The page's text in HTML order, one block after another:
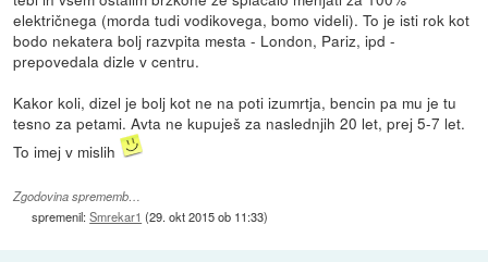
električnega (morda tudi vodikovega, bomo videli). To je isti rok kot
bodo nekatera bolj razvpita mesta - London, Pariz, ipd -
prepovedala dizle v centru.
Kakor koli, dizel je bolj kot ne na poti izumrtja, bencin pa mu je tu
tesno za petami. Avta ne kupuješ za naslednjih 20 let, prej 5-7 let.
To imej v mislih
Zgodovina sprememb…
spremenil:Smrekar1 (29. okt 2015 ob 11:33)